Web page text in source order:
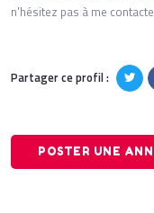
n'hésitez pas à me
Partager ce profil :
POSTER UNE